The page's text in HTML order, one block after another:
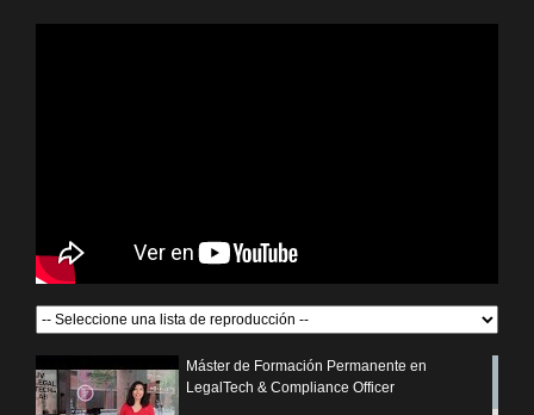
Máster de Formación Permanente en
LegalTech & Compliance Officer